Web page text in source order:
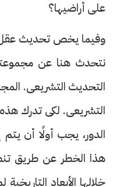
على أراضيها؟
وفيما يخص تحديث عقل
نتحدث هنا عن
التحديث التشريعى.
التشريعى. لكى تدرك
الدور، يجب أولًا أن
هذا الخطر عن طريق
خلالها الأبعاد